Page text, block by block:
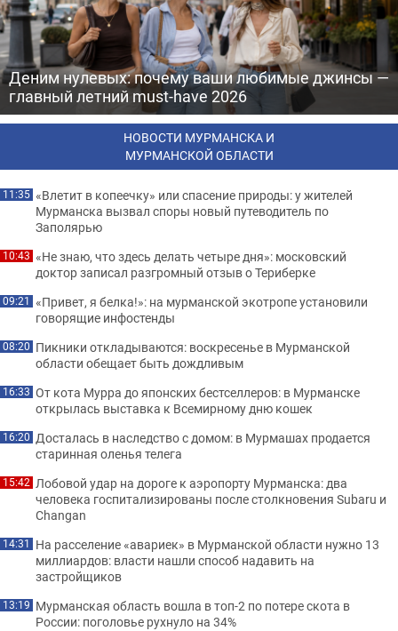
Деним нулевых: почему ваши любимые джинсы —
главный летний must-have 2026
НОВОСТИ МУРМАНСКА И
МУРМАНСКОЙ ОБЛАСТИ
11:35 «Влетит в копеечку» или спасение природы: у жителей
Мурманска вызвал споры новый путеводитель по
Заполярью
10:43 «Не знаю, что здесь делать четыре дня»: московский
доктор записал разгромный отзыв о Териберке
09:21 «Привет, я белка!»: на мурманской экотропе установили
говорящие инфостенды
08:20 Пикники откладываются: воскресенье в Мурманской
области обещает быть дождливым
16:33 От кота Мурра до японских бестселлеров: в Мурманске
открылась выставка к Всемирному дню кошек
16:20 Досталась в наследство с домом: в Мурмашах продается
старинная оленья телега
15:42 Лобовой удар на дороге к аэропорту Мурманска: два
человека госпитализированы после столкновения Subaru и
Changan
14:31 На расселение «авариек» в Мурманской области нужно 13
миллиардов: власти нашли способ надавить на
застройщиков
13:19 Мурманская область вошла в топ-2 по потере скота в
России: поголовье рухнуло на 34%